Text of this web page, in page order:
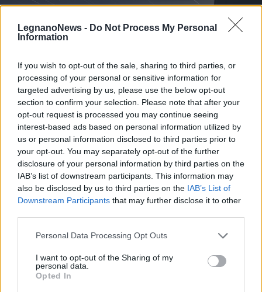
LegnanoNews - Do Not Process My Personal
Information
If you wish to opt-out of the sale, sharing to third parties, or
processing of your personal or sensitive information for
targeted advertising by us, please use the below opt-out
section to confirm your selection. Please note that after your
opt-out request is processed you may continue seeing
interest-based ads based on personal information utilized by
us or personal information disclosed to third parties prior to
your opt-out. You may separately opt-out of the further
disclosure of your personal information by third parties on the
IAB’s list of downstream participants. This information may
also be disclosed by us to third parties on the IAB’s List of
Downstream Participants that may further disclose it to other
Personal Data Processing Opt Outs
I want to opt-out of the Sharing of my
personal data.
Opted In
EVENTI
Tra stelle, trekking ed
enogastronomia e notte di San
Lorenzo. Dove vedere le stelle
cadenti in Lombardia